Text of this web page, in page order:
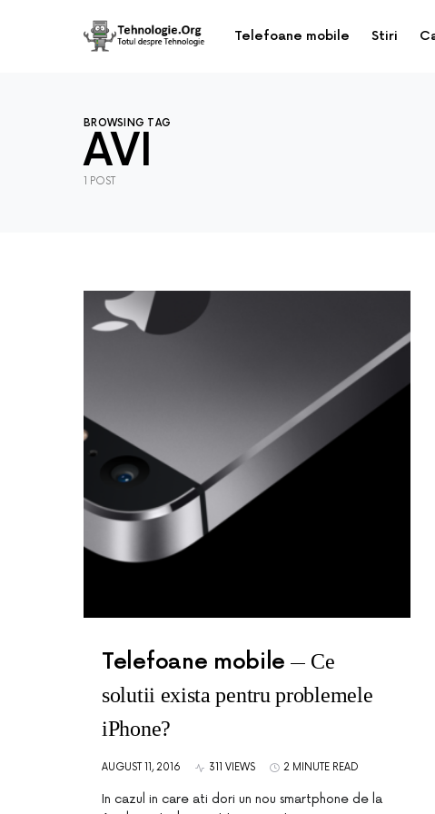
Telefoane mobile Stiri
BROWSING TAG
AVI
1 POST
Telefoane mobile
Ce
solutii exista pentru problemele
iPhone?
AUGUST 11, 2016 311 VIEWS 2 MINUTE READ
In cazul in care ati dori un nou smartphone de la